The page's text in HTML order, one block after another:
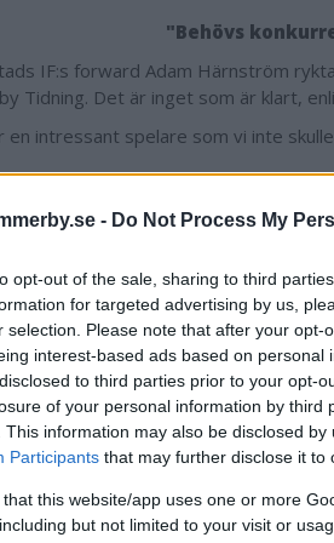
- Do Not Process My
opt-out of the sale, sharing to third
for targeted advertising by us,
selection. Please note that after your opt-
interest-based ads based on personal
to third parties prior to your opt-
of your personal information by third
This information may also be disclosed
Participants that may further disclose it to
that this website/app uses one or more
but not limited to your visit or
"Behövs
IF:s forward Adam Härnström
Tidning. Det är inget som är klart,
en intressant spelare som vi inte
man kan få in och vi har både öron och
positiontycker du attni
säga att det överlag är offensiva
konkurrens i laget. Det finns inget
det intresse. Ingen säger nej till
är på väg att lämna Gullringen.
Eriksson.
kommer tillbaka efter sommaren och
är det menisken eller brosk i